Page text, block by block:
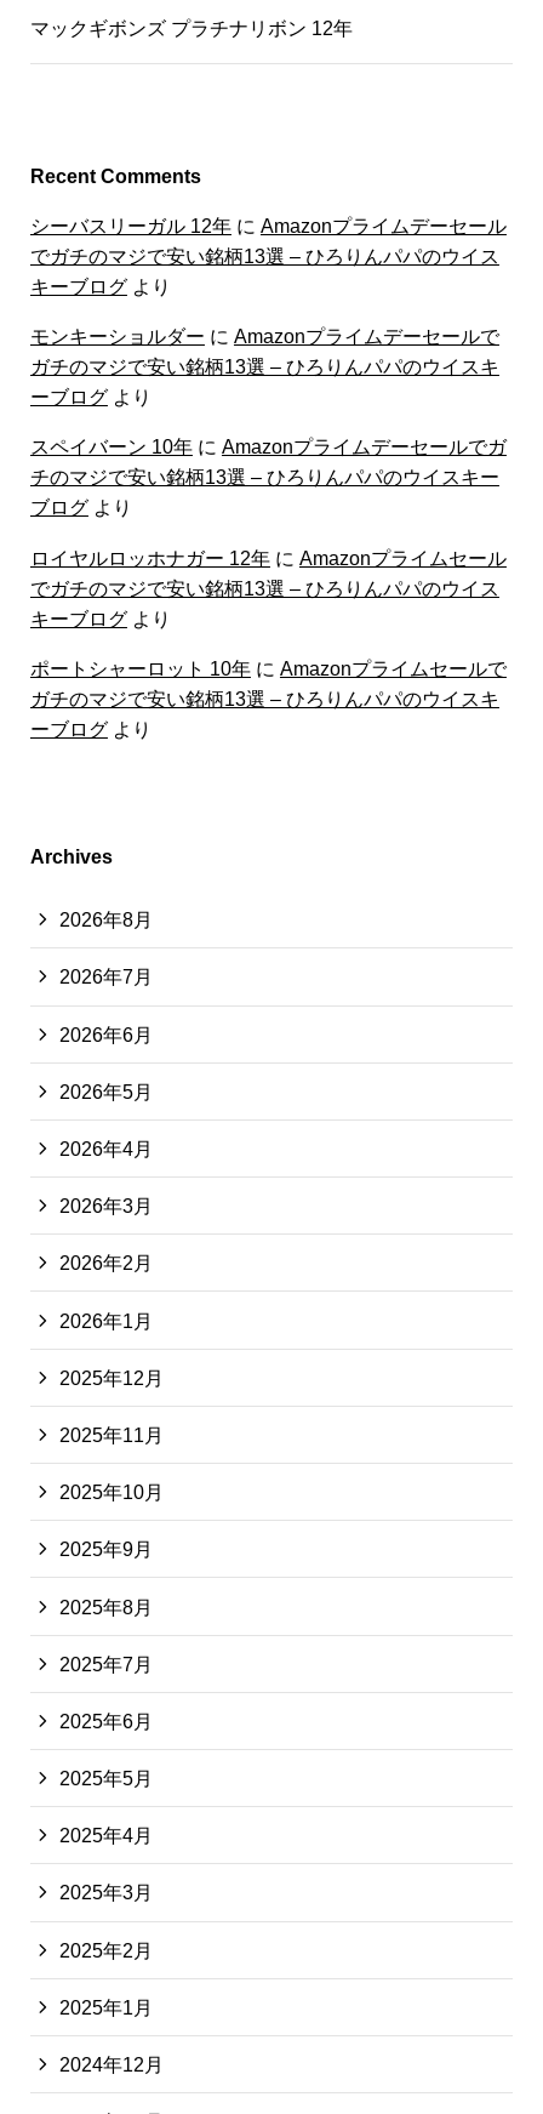
マックギボンズ プラチナリボン 12年
Recent Comments
シーバスリーガル 12年に Amazonプライムデーセール
でガチのマジで安い銘柄13選 – ひろりんパパのウイス
キーブログより
モンキーショルダー に Amazonプライムデーセールで
ガチのマジで安い銘柄13選 – ひろりんパパのウイスキ
ーブログより
スペイバーン 10年に Amazonプライムデーセールでガ
チのマジで安い銘柄13選 – ひろりんパパのウイスキー
ブログより
ロイヤルロッホナガー 12年に Amazonプライムセール
でガチのマジで安い銘柄13選 – ひろりんパパのウイス
キーブログより
ポートシャーロット 10年に Amazonプライムセールで
ガチのマジで安い銘柄13選 – ひろりんパパのウイスキ
ーブログより
Archives
2026年8月
2026年7月
2026年6月
2026年5月
2026年4月
2026年3月
2026年2月
2026年1月
2025年12月
2025年11月
2025年10月
2025年9月
2025年8月
2025年7月
2025年6月
2025年5月
2025年4月
2025年3月
2025年2月
2025年1月
2024年12月